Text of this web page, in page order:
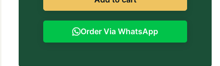
Order Via WhatsApp